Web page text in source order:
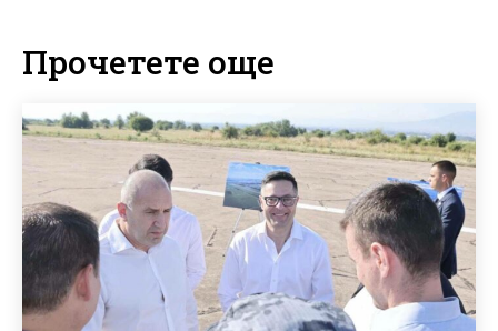
Прочетете още